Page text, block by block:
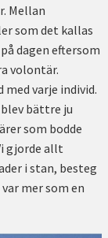
Mellan
som det kallas
dagen eftersom
volontär.
varje individ.
bättre ju
som bodde
gjorde allt
i stan, besteg
mer som en